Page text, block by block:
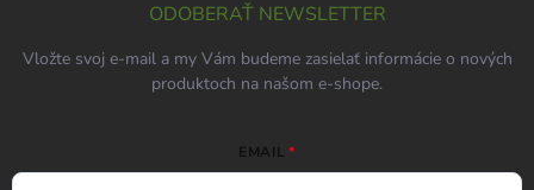
ODOBERAŤ NEWSLETTER
Vložte svoj e-mail a my Vám budeme zasielať informácie o nových
produktoch na našom e-shope.
EMAIL